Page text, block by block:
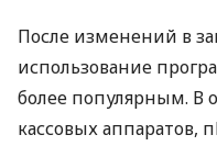
После изменений в
использование
более популярным. В
кассовых аппаратов,